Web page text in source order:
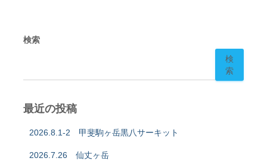
検索
検
索
最近の投稿
2026.8.1-2 甲斐駒ヶ岳黒八サーキット
2026.7.26 仙丈ヶ岳